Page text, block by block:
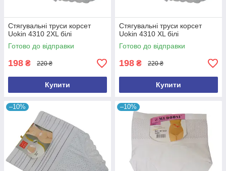
Стягувальні труси корсет
Uokin 4310 2XL білі
Готово до відправки
198 ₴ 220 ₴
Купити
Стягувальні труси корсет
Uokin 4310 XL білі
Готово до відправки
198 ₴ 220 ₴
Купити
–10% –10%